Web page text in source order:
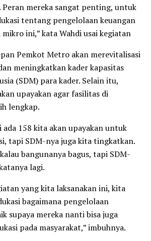
Peran mereka sangat penting, untuk
tentang pengelolaan keuangan
mikro ini,” kata Wahdi usai kegiatan
Pemkot Metro akan merevitalisasi
meningkatkan kader kapasitas
(SDM) para kader. Selain itu,
upayakan agar fasilitas di
lengkap.
ada 158 kita akan upayakan untuk
tapi SDM-nya juga kita tingkatkan.
bangunanya bagus, tapi SDM-
lagi.
yang kita laksanakan ini, kita
bagaimana pengelolaan
supaya mereka nanti bisa juga
pada masyarakat,” imbuhnya.